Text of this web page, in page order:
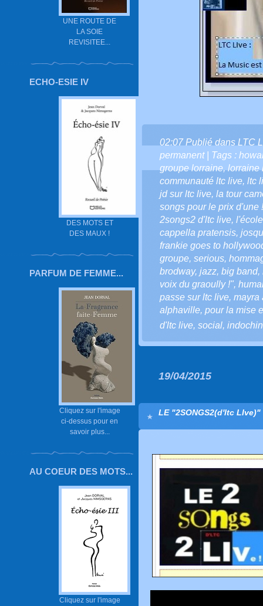
UNE ROUTE DE
LA SOIE
REVISITEE...
ECHO-ESIE IV
DES MOTS ET
DES MAUX !
PARFUM DE FEMME...
Cliquez sur l'image
ci-dessus pour en
savoir plus...
AU COEUR DES MOTS...
Cliquez sur l'image
02:07 Publié dans LTC
permanent| Tags :
groupe lorraine,lorraine
communauté ltc live, ltc
jd sur ltc live, la tour
songs pour le prix d'une !
2songs2 d'ltc live,
cappella pratensis,
frankie goes to
groupe, serious,
brodway, jazz, big band,
voix du graoully !",
passe sur ltc live, mayra
alphaville, pour la mise
d'ltc live, social,
19/04/2015
LE "2SONGS2(d'ltc LIve)"